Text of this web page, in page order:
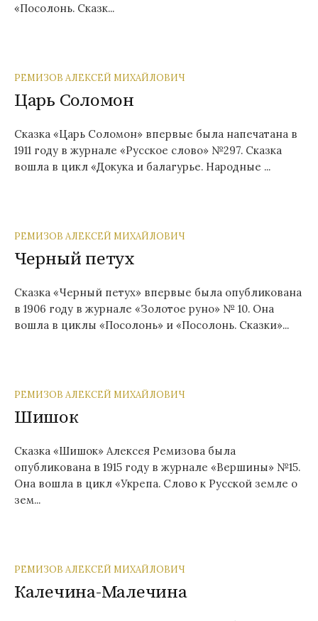
«Посолонь. Сказк...
РЕМИЗОВ АЛЕКСЕЙ МИХАЙЛОВИЧ
Царь Соломон
Сказка «Царь Соломон» впервые была напечатана в
1911 году в журнале «Русское слово» №297. Сказка
вошла в цикл «Докука и балагурье. Народные ...
РЕМИЗОВ АЛЕКСЕЙ МИХАЙЛОВИЧ
Черный петух
Сказка «Черный петух» впервые была опубликована
в 1906 году в журнале «Золотое руно» № 10. Она
вошла в циклы «Посолонь» и «Посолонь. Сказки»...
РЕМИЗОВ АЛЕКСЕЙ МИХАЙЛОВИЧ
Шишок
Сказка «Шишок» Алексея Ремизова была
опубликована в 1915 году в журнале «Вершины» №15.
Она вошла в цикл «Укрепа. Слово к Русской земле о
зем...
РЕМИЗОВ АЛЕКСЕЙ МИХАЙЛОВИЧ
Калечина-Малечина